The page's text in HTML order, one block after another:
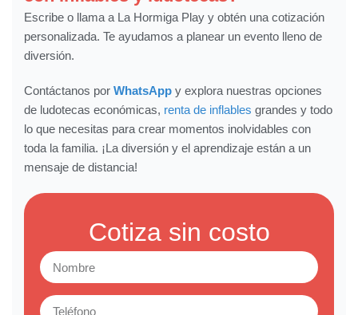
Escribe o llama a La Hormiga Play y obtén una cotización
personalizada. Te ayudamos a planear un evento lleno de
diversión.
Contáctanos por WhatsApp y explora nuestras opciones
de ludotecas económicas, renta de inflables grandes y todo
lo que necesitas para crear momentos inolvidables con
toda la familia. ¡La diversión y el aprendizaje están a un
mensaje de distancia!
Cotiza sin costo